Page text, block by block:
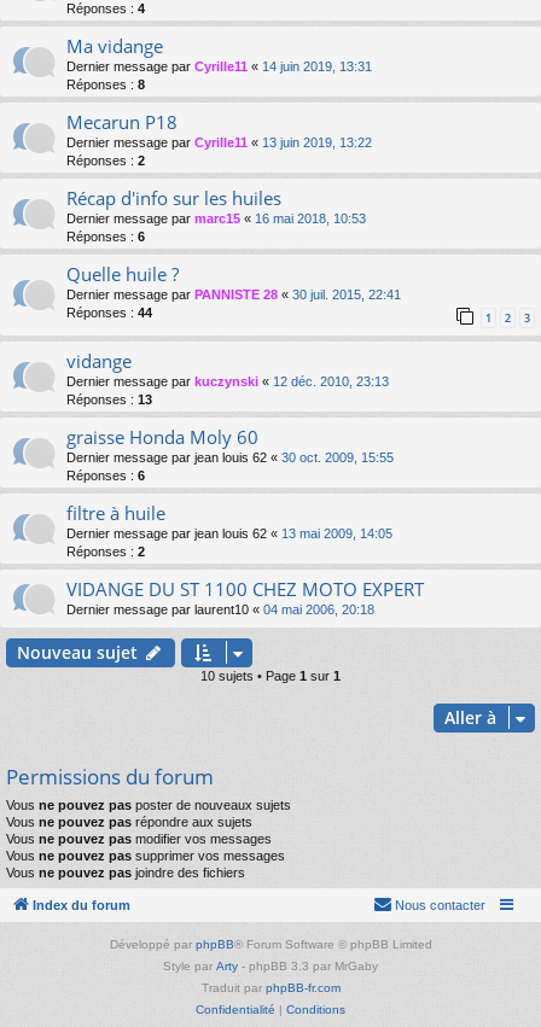
Réponses : 4
Ma vidange
Dernier message par Cyrille11 « 14 juin 2019, 13:31
Réponses : 8
Mecarun P18
Dernier message par Cyrille11 « 13 juin 2019, 13:22
Réponses : 2
Récap d'info sur les huiles
Dernier message par marc15 « 16 mai 2018, 10:53
Réponses : 6
Quelle huile ?
Dernier message par PANNISTE 28 « 30 juil. 2015, 22:41
Réponses : 44 1 2 3
vidange
Dernier message par kuczynski « 12 déc. 2010, 23:13
Réponses : 13
graisse Honda Moly 60
Dernier message par jean louis 62 « 30 oct. 2009, 15:55
Réponses : 6
filtre à huile
Dernier message par jean louis 62 « 13 mai 2009, 14:05
Réponses : 2
VIDANGE DU ST 1100 CHEZ MOTO EXPERT
Dernier message par laurent10 « 04 mai 2006, 20:18
Nouveau sujet
10 sujets • Page 1 sur 1
Aller à
Permissions du forum
Vous ne pouvez pas poster de nouveaux sujets
Vous ne pouvez pas répondre aux sujets
Vous ne pouvez pas modifier vos messages
Vous ne pouvez pas supprimer vos messages
Vous ne pouvez pas joindre des fichiers
Index du forum Nous contacter
Développé par phpBB® Forum Software © phpBB Limited
Style par Arty - phpBB 3.3 par MrGaby
Traduit par phpBB-fr.com
Confidentialité | Conditions